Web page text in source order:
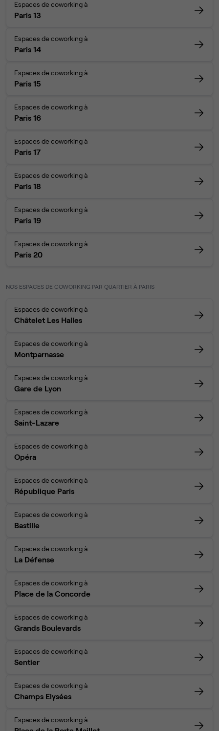
Espaces de coworking à
Paris 13
Espaces de coworking à
Paris 14
Espaces de coworking à
Paris 15
Espaces de coworking à
Paris 16
Espaces de coworking à
Paris 17
Espaces de coworking à
Paris 18
Espaces de coworking à
Paris 19
Espaces de coworking à
Paris 20
NOS ESPACES DE COWORKING PAR QUARTIER À PARIS
Espaces de coworking à
Châtelet Les Halles
Espaces de coworking à
Montparnasse
Espaces de coworking à
Gare de Lyon
Espaces de coworking à
Saint-Lazare
Espaces de coworking à
Opéra
Espaces de coworking à
République Paris
Espaces de coworking à
Bastille
Espaces de coworking à
La Défense
Espaces de coworking à
Place de la Concorde
Espaces de coworking à
Grands Boulevards
Espaces de coworking à
Sentier
Espaces de coworking à
Champs Elysées
Espaces de coworking à